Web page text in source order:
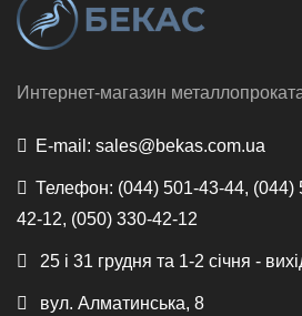
Интернет-магазин
E-mail: sales@bekas.com.ua
Телефон: (044) 501-43-44, (044)
42-12, (050) 330-42-12
25 і 31 грудня та 1-2 січня -
вул. Алматинська, 8